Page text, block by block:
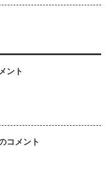
ント
コメント